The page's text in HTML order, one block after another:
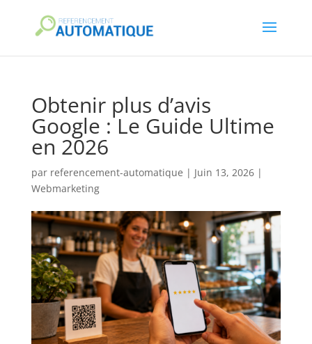
Obtenir plus d’avis
Google : Le Guide Ultime
en 2026
par referencement-automatique | Juin 13, 2026|
Webmarketing